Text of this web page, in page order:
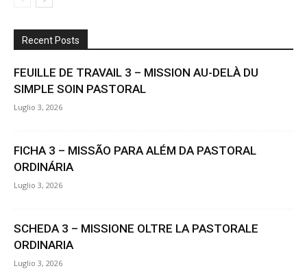
Recent Posts
FEUILLE DE TRAVAIL 3 – MISSION AU-DELÀ DU
SIMPLE SOIN PASTORAL
Luglio 3, 2026
FICHA 3 – MISSÃO PARA ALÉM DA PASTORAL
ORDINÁRIA
Luglio 3, 2026
SCHEDA 3 – MISSIONE OLTRE LA PASTORALE
ORDINARIA
Luglio 3, 2026